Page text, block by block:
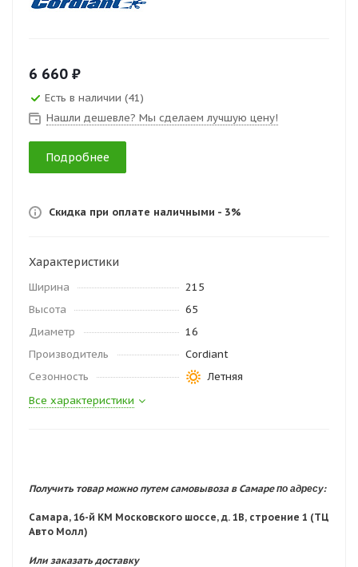
6 660 ₽
Есть в наличии (41)
Нашли дешевле? Мы сделаем лучшую цену!
Подробнее
Скидка при оплате наличными - 3%
Характеристики
Ширина
215
Высота
65
Диаметр
16
Производитель
Cordiant
Сезонность
Летняя
Все характеристики
Получить товар можно путем самовывоза в Самарепо адресу:
Самара, 16-й КМ Московского шоссе, д. 1В, строение 1 (ТЦ
Авто Молл)
Или заказать доставку